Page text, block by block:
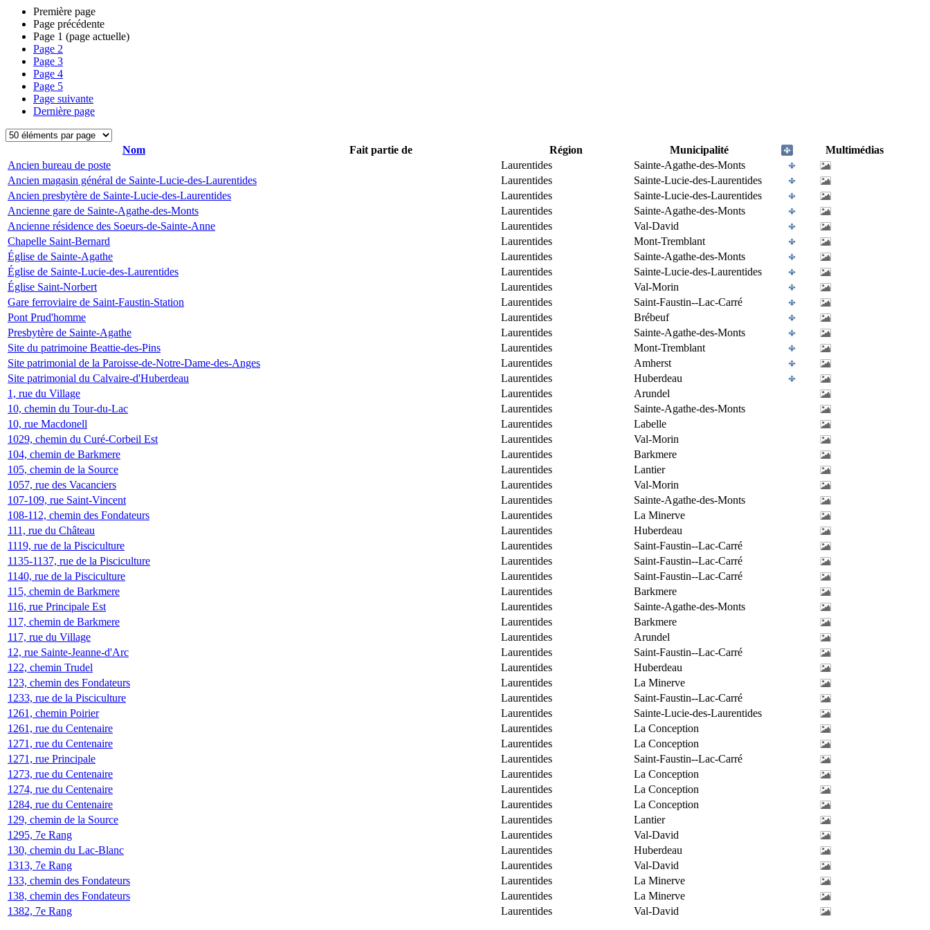
Première page
Page précédente
Page 1 (page actuelle)
Page 2
Page 3
Page 4
Page 5
Page suivante
Dernière page
Nom Fait partie de Région Municipalité
Multimédias
Ancien bureau de poste
Laurentides
Sainte-Agathe-des-Monts
Ancien magasin général de Sainte-Lucie-des-Laurentides
Laurentides
Sainte-Lucie-des-Laurentides
Ancien presbytère de Sainte-Lucie-des-Laurentides
Laurentides
Sainte-Lucie-des-Laurentides
Ancienne gare de Sainte-Agathe-des-Monts
Laurentides
Sainte-Agathe-des-Monts
Ancienne résidence des Soeurs-de-Sainte-Anne
Laurentides
Val-David
Chapelle Saint-Bernard
Laurentides
Mont-Tremblant
Église de Sainte-Agathe
Laurentides
Sainte-Agathe-des-Monts
Église de Sainte-Lucie-des-Laurentides
Laurentides
Sainte-Lucie-des-Laurentides
Église Saint-Norbert
Laurentides
Val-Morin
Gare ferroviaire de Saint-Faustin-Station
Laurentides
Saint-Faustin--Lac-Carré
Pont Prud'homme
Laurentides
Brébeuf
Presbytère de Sainte-Agathe
Laurentides
Sainte-Agathe-des-Monts
Site du patrimoine Beattie-des-Pins
Laurentides
Mont-Tremblant
Site patrimonial de la Paroisse-de-Notre-Dame-des-Anges
Laurentides
Amherst
Site patrimonial du Calvaire-d'Huberdeau
Laurentides
Huberdeau
1, rue du Village
Laurentides
Arundel
10, chemin du Tour-du-Lac
Laurentides
Sainte-Agathe-des-Monts
10, rue Macdonell
Laurentides
Labelle
1029, chemin du Curé-Corbeil Est
Laurentides
Val-Morin
104, chemin de Barkmere
Laurentides
Barkmere
105, chemin de la Source
Laurentides
Lantier
1057, rue des Vacanciers
Laurentides
Val-Morin
107-109, rue Saint-Vincent
Laurentides
Sainte-Agathe-des-Monts
108-112, chemin des Fondateurs
Laurentides
La Minerve
111, rue du Château
Laurentides
Huberdeau
1119, rue de la Pisciculture
Laurentides
Saint-Faustin--Lac-Carré
1135-1137, rue de la Pisciculture
Laurentides
Saint-Faustin--Lac-Carré
1140, rue de la Pisciculture
Laurentides
Saint-Faustin--Lac-Carré
115, chemin de Barkmere
Laurentides
Barkmere
116, rue Principale Est
Laurentides
Sainte-Agathe-des-Monts
117, chemin de Barkmere
Laurentides
Barkmere
117, rue du Village
Laurentides
Arundel
12, rue Sainte-Jeanne-d'Arc
Laurentides
Saint-Faustin--Lac-Carré
122, chemin Trudel
Laurentides
Huberdeau
123, chemin des Fondateurs
Laurentides
La Minerve
1233, rue de la Pisciculture
Laurentides
Saint-Faustin--Lac-Carré
1261, chemin Poirier
Laurentides
Sainte-Lucie-des-Laurentides
1261, rue du Centenaire
Laurentides
La Conception
1271, rue du Centenaire
Laurentides
La Conception
1271, rue Principale
Laurentides
Saint-Faustin--Lac-Carré
1273, rue du Centenaire
Laurentides
La Conception
1274, rue du Centenaire
Laurentides
La Conception
1284, rue du Centenaire
Laurentides
La Conception
129, chemin de la Source
Laurentides
Lantier
1295, 7e Rang
Laurentides
Val-David
130, chemin du Lac-Blanc
Laurentides
Huberdeau
1313, 7e Rang
Laurentides
Val-David
133, chemin des Fondateurs
Laurentides
La Minerve
138, chemin des Fondateurs
Laurentides
La Minerve
1382, 7e Rang
Laurentides Val-David